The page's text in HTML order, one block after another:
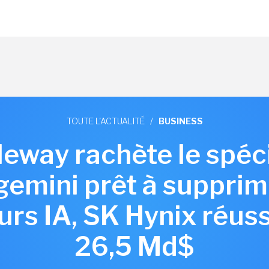
TOUTE L'ACTUALITÉ / BUSINESS
rachète le
prêt à
IA, SK Hynix
26,5 Md$